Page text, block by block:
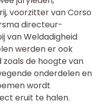
voorzitter van Corso
directeur-
van Weldadigheid
werden er ook
de hoogte van
onderdelen en
wordt
eruit te halen.